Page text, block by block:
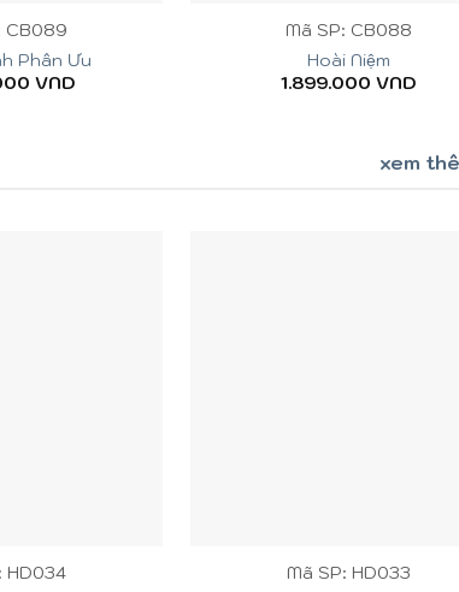
CB089
Phân Ưu
VND
Mã SP: CB088
Hoài Niệm
1.899.000 VND
xem
HD034
Mã SP: HD033